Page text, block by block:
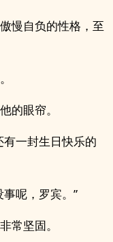
慢自负的性格，至
的眼帘。
有一封生日快乐的
呢，罗宾。”
常坚固。